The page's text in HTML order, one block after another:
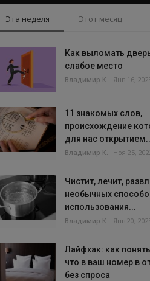
Эта неделя Этот месяц
Как выломать
слабое место
Владимир К. Янв 16,
11 знакомых слов,
происхождение
для нас
Владимир К. Ноя 25,
Чистит, лечит,
необычных
использования...
Владимир К. Янв 20,
Лайфхак: как
что в ваш номер в
без спроса